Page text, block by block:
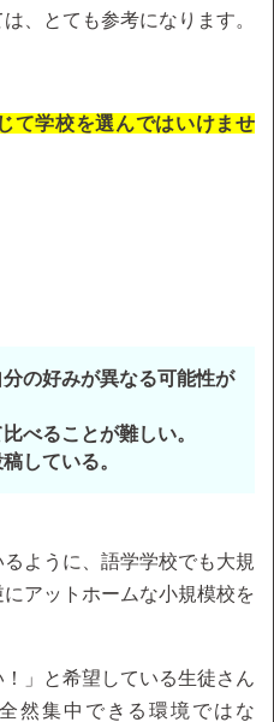
、とても参考になります。
て学校を選んではいけませ
の好みが異なる可能性が
べることが難しい。
している。
ように、語学学校でも大規
アットホームな小規模校を
！」と希望している生徒さん
然集中できる環境ではな